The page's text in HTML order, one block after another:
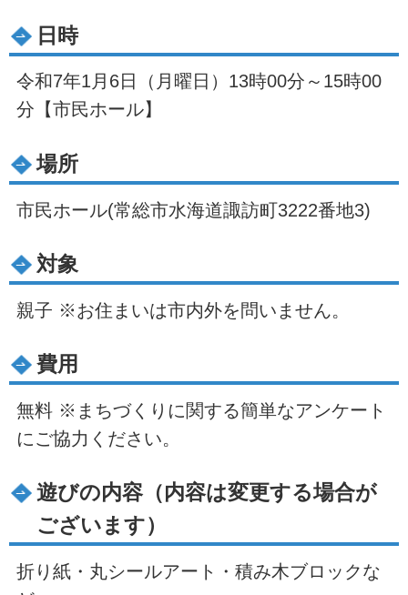
日時
令和7年1月6日（月曜日）13時00分～15時00
分【市民ホール】
場所
市民ホール(常総市水海道諏訪町3222番地3)
対象
親子 ※お住まいは市内外を問いません。
費用
無料 ※まちづくりに関する簡単なアンケート
にご協力ください。
遊びの内容（内容は変更する場合が
ございます）
折り紙・丸シールアート・積み木ブロックな